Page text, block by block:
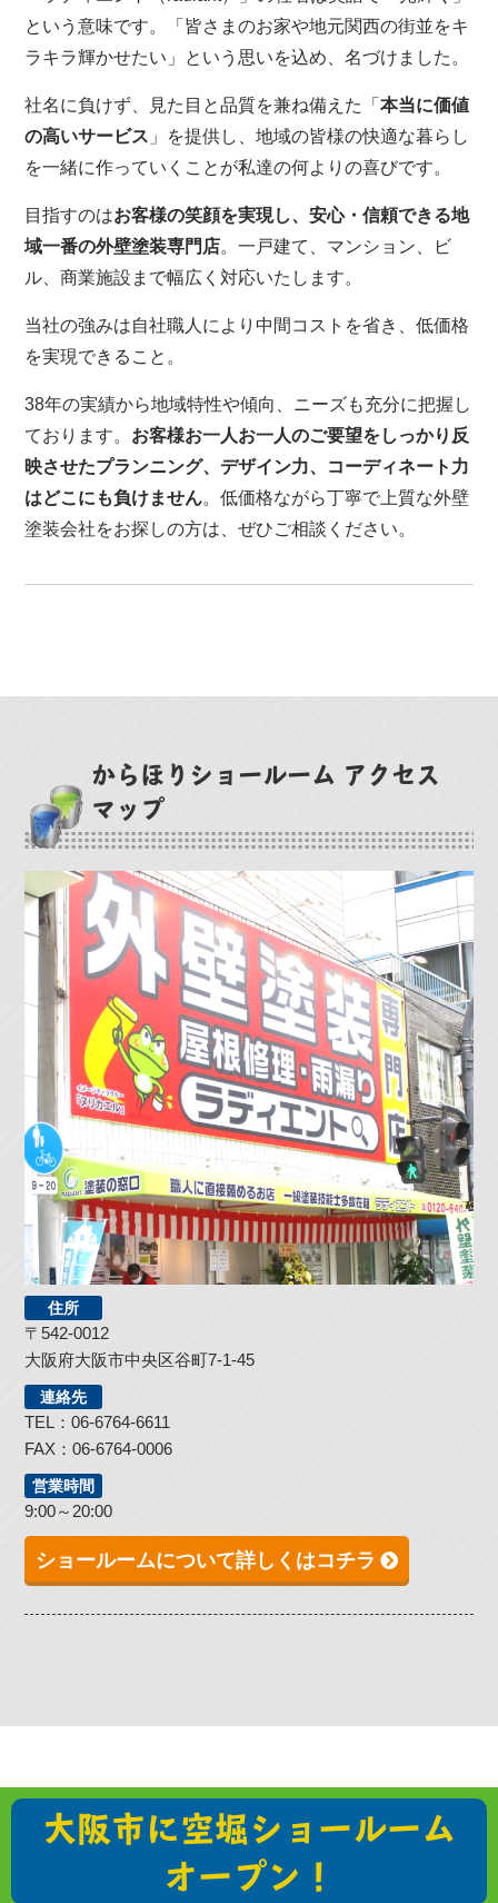
という意味です。「皆さまのお家や地元関西の街並をキ
ラキラ輝かせたい」という思いを込め、名づけました。
社名に負けず、見た目と品質を兼ね備えた「本当に価値
の高いサービス 」を提供し、地域の皆様の快適な暮らし
を一緒に作っていくことが私達の何よりの喜びです。
目指すのはお客様の笑顔を実現し、安心・信頼できる地
域一番の外壁塗装専門店。一戸建て、マンション、ビ
ル、商業施設まで幅広く対応いたします。
当社の強みは自社職人により中間コストを省き、低価格
を実現できること。
38年の実績から地域特性や傾向、ニーズも充分に把握し
ております。 お客様お一人お一人のご要望をしっかり反
映させたプランニング、デザイン力、コーディネート力
はどこにも負けません。低価格ながら丁寧で上質な外壁
塗装会社をお探しの方は、ぜひご相談ください。
からほりショールーム アクセス
マップ
住所
〒542-0012
大阪府大阪市中央区谷町7-1-45
連絡先
TEL：06-6764-6611
FAX：06-6764-0006
営業時間
9:00～20:00
ショールームについて詳しくはコチラ
大阪市に空堀ショールーム
オープン！